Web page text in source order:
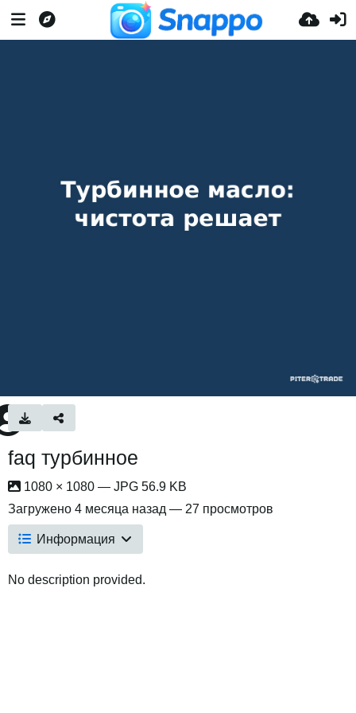
faq турбинное
1080 × 1080 — JPG 56.9 KB
Загружено 4 месяца назад — 27 просмотров
Информация
No description provided.